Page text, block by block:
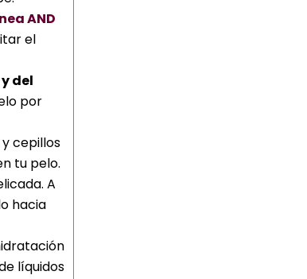
AND
el
del
por
cepillos
tu pelo.
A
hacia
líquidos